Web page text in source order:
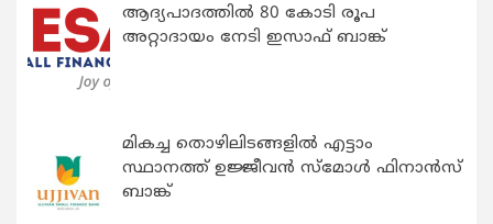
ആദ്യപാദത്തിൽ 80 കോടി രൂപ
അറ്റാദായം നേടി ഇസാഫ് ബാങ്ക്
മികച്ച തൊഴിലിടങ്ങളിൽ എട്ടാം
സ്ഥാനത്ത് ഉജ്ജീവൻ സ്മോൾ ഫിനാൻസ്
ബാങ്ക്